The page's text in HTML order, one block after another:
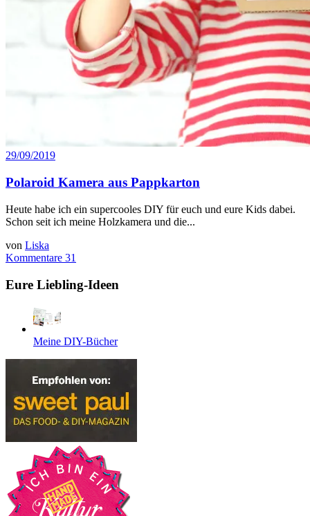
29/09/2019
Polaroid Kamera aus Pappkarton
Heute habe ich ein supercooles DIY für euch und eure Kids dabei.
Schon seit ich meine Holzkamera und die...
von Liska
Kommentare 31
Eure Liebling-Ideen
Meine DIY-Bücher